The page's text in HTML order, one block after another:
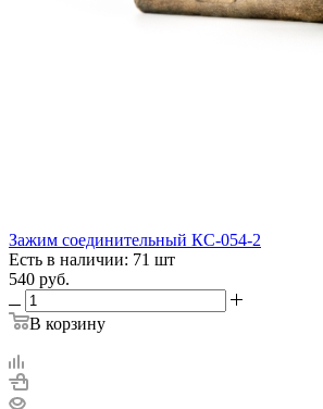
Зажим соединительный КС-054-2
Есть в наличии: 71 шт
540 руб.
В корзину